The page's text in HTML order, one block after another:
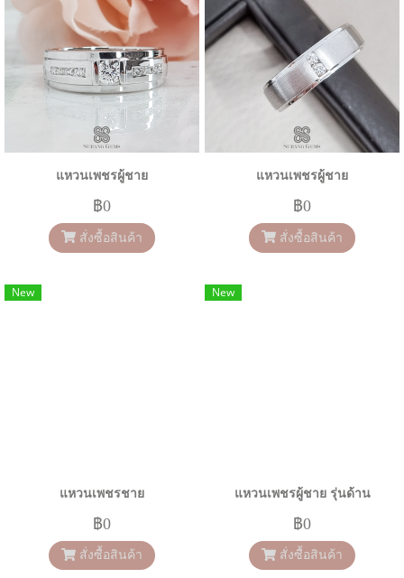
แหวนเพชรผู้ชาย
฿0
สั่งซื้อสินค้า
แหวนเพชรผู้ชาย
฿0
สั่งซื้อสินค้า
New
แหวนเพชรชาย
฿0
สั่งซื้อสินค้า
New
แหวนเพชรผู้ชาย รุ่นด้าน
฿0
สั่งซื้อสินค้า